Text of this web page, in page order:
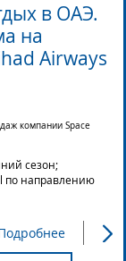
в ОАЭ.
на
Airways
компании Space
сезон;
по направлению